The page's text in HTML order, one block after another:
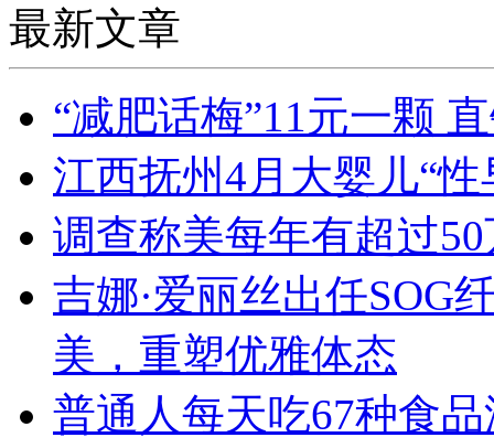
最新文章
“减肥话梅”11元一颗
江西抚州4月大婴儿“
调查称美每年有超过
吉娜·爱丽丝出任SOG
美，重塑优雅体态
普通人每天吃67种食